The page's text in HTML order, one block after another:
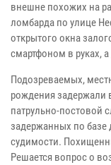
внешне похожих на
ломбарда по улице
открытого окна
смартфоном в руках,
Подозреваемых,
рождения задержали
патрульно-постовой
задержанных по
судимости.
Решается вопрос о